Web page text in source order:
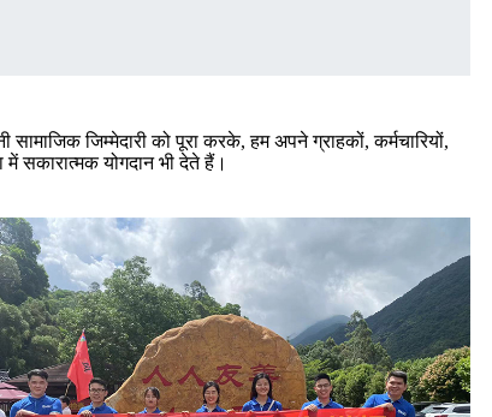
जिम्मेदारी को पूरा करके, हम अपने ग्राहकों, कर्मचारियों,
सकारात्मक योगदान भी देते हैं।